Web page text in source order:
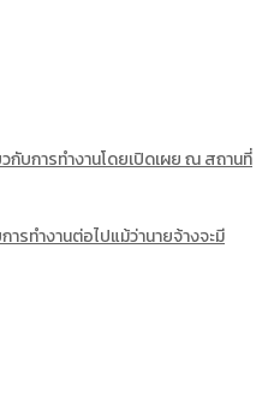
บการทำงานโดยเปิดเผย ณ สถานที่
รทำงานต่อไปแม้ว่านายจ้างจะมี